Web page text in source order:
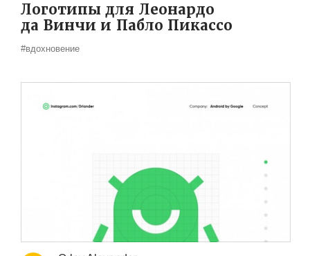
Логотипы для Леонардо
да Винчи и Пабло Пикассо
#вдохновение